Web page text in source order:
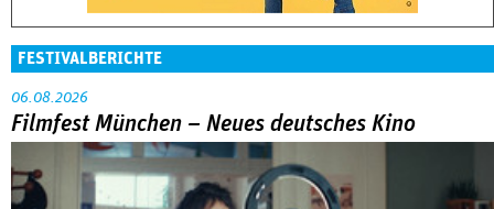
FESTIVALBERICHTE
06.08.2026
Filmfest München – Neues deutsches Kino